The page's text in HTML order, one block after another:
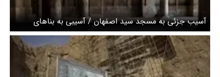
آسیب جزئی به مسجد سید اصفهان / آسیبی به بناهای
تاریخی استان وارد نشده است